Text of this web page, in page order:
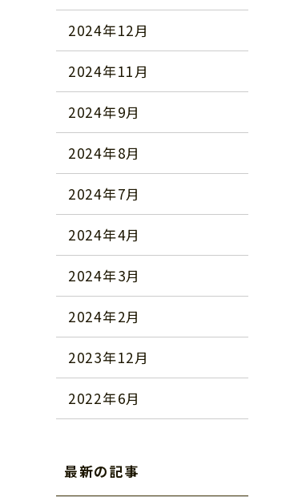
2024年12月
2024年11月
2024年9月
2024年8月
2024年7月
2024年4月
2024年3月
2024年2月
2023年12月
2022年6月
最新の記事